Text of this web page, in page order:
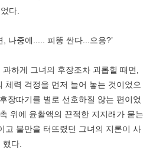
다.
나중에..... 피똥 싼다...으응?’
하게 그녀의 후장조차 괴롭힐 때면,
체력 걱정을 먼저 늘어 놓는 것이었으
장따기를 별로 선호하질 않는 편이었
위에 윤활액의 끈적한 지지래가 묻는
고 불만을 터뜨렸던 그녀의 지론이 사
다.